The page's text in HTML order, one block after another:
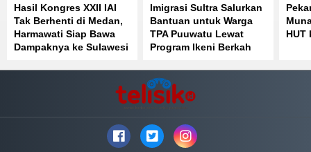
Hasil Kongres XXII IAI
Tak Berhenti di Medan,
Harmawati Siap Bawa
Dampaknya ke Sulawesi
Imigrasi Sultra Salurkan
Bantuan untuk Warga
TPA Puuwatu Lewat
Program Ikeni Berkah
HUT